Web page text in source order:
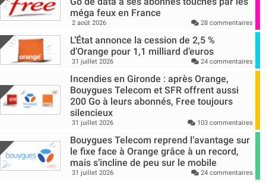
méga feux en France
2 août 2026 28 commentaires
L’État annonce la cession de 2,5 %
d’Orange pour 1,1 milliard d’euros
31 juillet 2026 24 commentaires
Incendies en Gironde : après Orange,
Bouygues Telecom et SFR offrent aussi
200 Go à leurs abonnés, Free toujours
silencieux
31 juillet 2026 103 commentaires
Bouygues Telecom reprend l’avantage sur
le fixe face à Orange grâce à un record,
mais s’incline de peu sur le mobile
31 juillet 2026 24 commentaires